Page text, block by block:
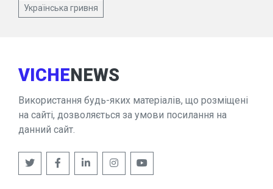
Українська гривня
VICHENEWS
Використання будь-яких матеріалів, що розміщені
на сайті, дозволяється за умови посилання на
данний сайт.